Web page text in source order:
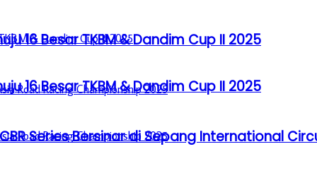
16 Besar TKBM & Dandim Cup II 2025
Series Bersinar di Sepang International
16 Besar TKBM & Dandim Cup II 2025